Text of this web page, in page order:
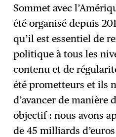
Sommet avec
été organisé depuis
qu’il est essentiel de
politique à tous les
contenu et de
été prometteurs et ils
d’avancer de manière
objectif : nous avons
de 45 milliards